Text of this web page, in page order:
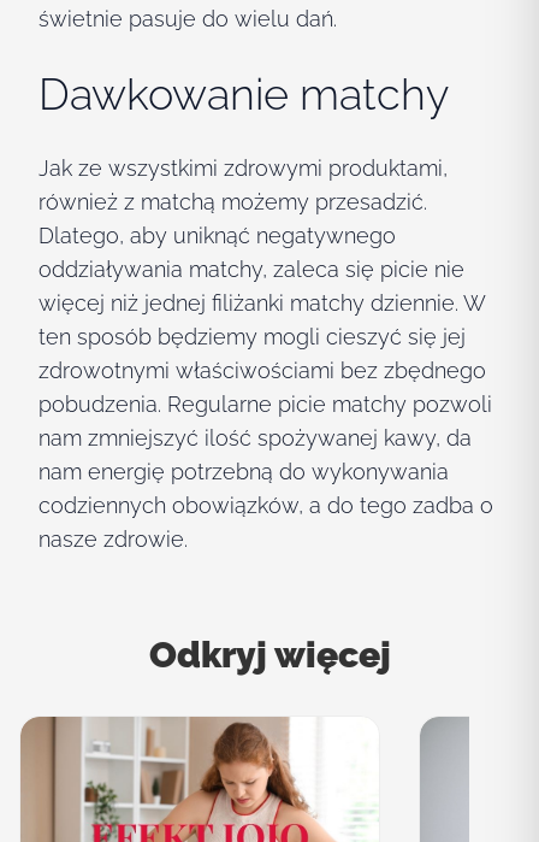
świetnie pasuje do wielu dań.
Dawkowanie matchy
Jak ze wszystkimi zdrowymi produktami,
również z matchą możemy przesadzić.
Dlatego, aby uniknąć negatywnego
oddziaływania matchy, zaleca się picie nie
więcej niż jednej filiżanki matchy dziennie. W
ten sposób będziemy mogli cieszyć się jej
zdrowotnymi właściwościami bez zbędnego
pobudzenia. Regularne picie matchy pozwoli
nam zmniejszyć ilość spożywanej kawy, da
nam energię potrzebną do wykonywania
codziennych obowiązków, a do tego zadba o
nasze zdrowie.
Odkryj więcej